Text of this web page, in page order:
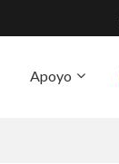
Apoyo